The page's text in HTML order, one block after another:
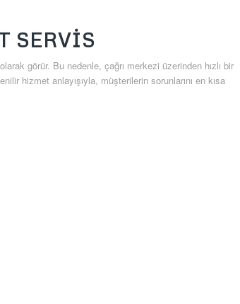
SERVIS
görür. Bu nedenle, çağrı merkezi üzerinden hızlı bir
hizmet anlayışıyla, müşterilerin sorunlarını en kısa